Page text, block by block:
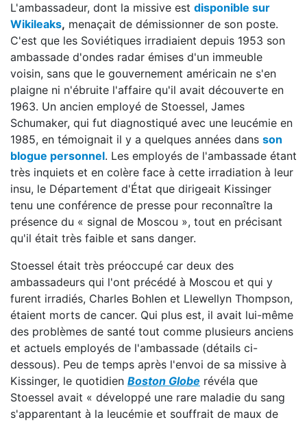
L'ambassadeur, dont la missive est disponible sur
Wikileaks, menaçait de démissionner de son poste.
C'est que les Soviétiques irradiaient depuis 1953 son
ambassade d'ondes radar émises d'un immeuble
voisin, sans que le gouvernement américain ne s'en
plaigne ni n'ébruite l'affaire qu'il avait découverte en
1963. Un ancien employé de Stoessel, James
Schumaker, qui fut diagnostiqué avec une leucémie en
1985, en témoignait il y a quelques années dans son
blogue personnel. Les employés de l'ambassade étant
très inquiets et en colère face à cette irradiation à leur
insu, le Département d'État que dirigeait Kissinger
tenu une conférence de presse pour reconnaître la
présence du « signal de Moscou », tout en précisant
qu'il était très faible et sans danger.
Stoessel était très préoccupé car deux des
ambassadeurs qui l'ont précédé à Moscou et qui y
furent irradiés, Charles Bohlen et Llewellyn Thompson,
étaient morts de cancer. Qui plus est, il avait lui-même
des problèmes de santé tout comme plusieurs anciens
et actuels employés de l'ambassade (détails ci-
dessous). Peu de temps après l'envoi de sa missive à
Kissinger, le quotidien Boston Globe révéla que
Stoessel avait « développé une rare maladie du sang
s'apparentant à la leucémie et souffrait de maux de